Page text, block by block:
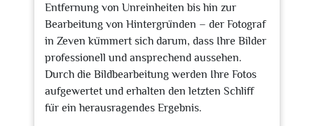
Entfernung von Unreinheiten bis hin zur
Bearbeitung von Hintergründen – der Fotograf
in Zeven kümmert sich darum, dass Ihre Bilder
professionell und ansprechend aussehen.
Durch die Bildbearbeitung werden Ihre Fotos
aufgewertet und erhalten den letzten Schliff
für ein herausragendes Ergebnis.